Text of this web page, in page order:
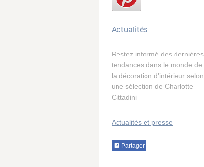
Actualités
Restez informé des dernières
tendances dans le monde de
la décoration d'intérieur selon
une sélection de Charlotte
Cittadini
Actualités et presse
Partager